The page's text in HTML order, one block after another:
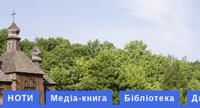
НОТИ Медіа-книга Бібліотека